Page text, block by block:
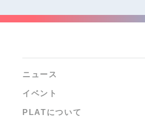
ニュース
イベント
PLATについて